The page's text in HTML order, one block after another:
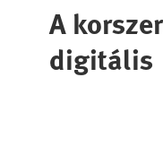
A
digitális